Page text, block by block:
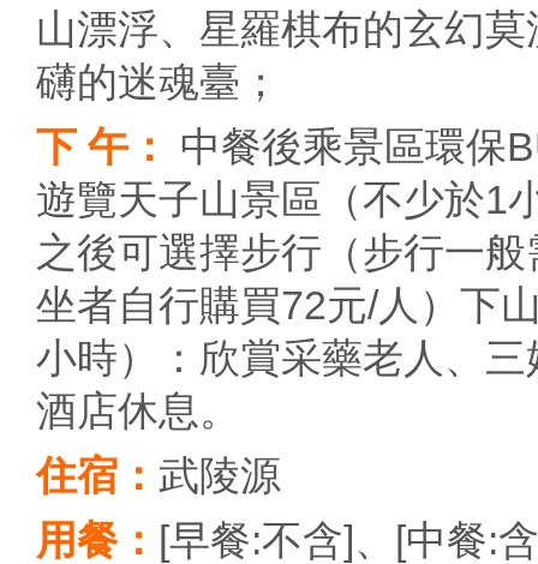
山漂浮、星羅棋布的玄幻
礴的迷魂臺；
下 午：
中餐後乘景區環保
遊覽天子山景區（不少於1
之後可選擇步行（步行一
坐者自行購買72元/人）下
小時）：欣賞采藥老人、
酒店休息。
住宿： 武陵源
用餐： [早餐:不含]、[中餐: